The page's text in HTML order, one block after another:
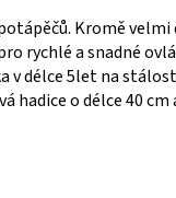
Kromě velmi
rychlé a snadné
v délce 5let na
hadice o délce 40 cm